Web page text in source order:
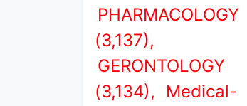
PHARMACOLOGY
(3,137),
GERONTOLOGY
(3,134),
Medical-